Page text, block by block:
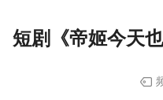
短剧《帝姬今天